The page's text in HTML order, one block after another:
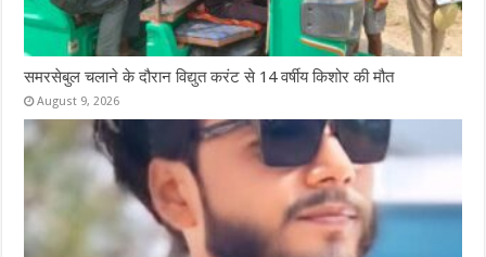
समरसेबुल चलाने के दौरान विद्युत करंट से 14 वर्षीय किशोर की मौत
August 9, 2026